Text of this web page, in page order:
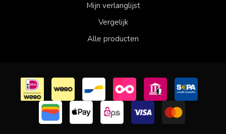
Mijn verlanglijst
Vergelijk
Alle producten